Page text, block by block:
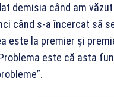
demisia când am
când s-a încercat să
este la premier şi
este că asta